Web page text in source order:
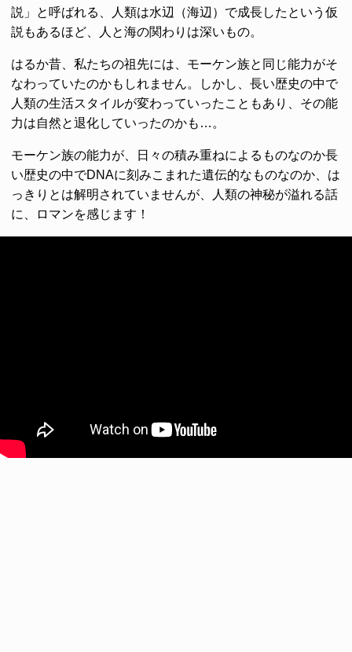
説」と呼ばれる、人類は水辺（海辺）で成長したという仮
説もあるほど、人と海の関わりは深いもの。
はるか昔、私たちの祖先には、モーケン族と同じ能力がそ
なわっていたのかもしれません。しかし、長い歴史の中で
人類の生活スタイルが変わっていったこともあり、その能
力は自然と退化していったのかも…。
モーケン族の能力が、日々の積み重ねによるものなのか長
い歴史の中でDNAに刻みこまれた遺伝的なものなのか、は
っきりとは解明されていませんが、人類の神秘が溢れる話
に、ロマンを感じます！